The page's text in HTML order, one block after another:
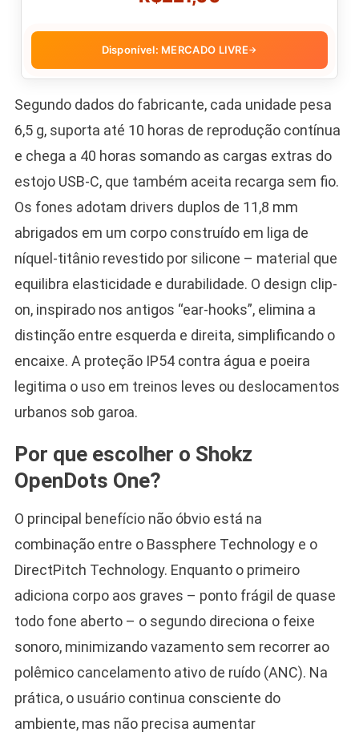
Disponível: MERCADO LIVRE→
Segundo dados do fabricante, cada unidade pesa
6,5 g, suporta até 10 horas de reprodução contínua
e chega a 40 horas somando as cargas extras do
estojo USB-C, que também aceita recarga sem fio.
Os fones adotam drivers duplos de 11,8 mm
abrigados em um corpo construído em liga de
níquel-titânio revestido por silicone – material que
equilibra elasticidade e durabilidade. O design clip-
on, inspirado nos antigos “ear-hooks”, elimina a
distinção entre esquerda e direita, simplificando o
encaixe. A proteção IP54 contra água e poeira
legitima o uso em treinos leves ou deslocamentos
urbanos sob garoa.
Por que escolher o Shokz
OpenDots One?
O principal benefício não óbvio está na
combinação entre o Bassphere Technology e o
DirectPitch Technology. Enquanto o primeiro
adiciona corpo aos graves – ponto frágil de quase
todo fone aberto – o segundo direciona o feixe
sonoro, minimizando vazamento sem recorrer ao
polêmico cancelamento ativo de ruído (ANC). Na
prática, o usuário continua consciente do
ambiente, mas não precisa aumentar